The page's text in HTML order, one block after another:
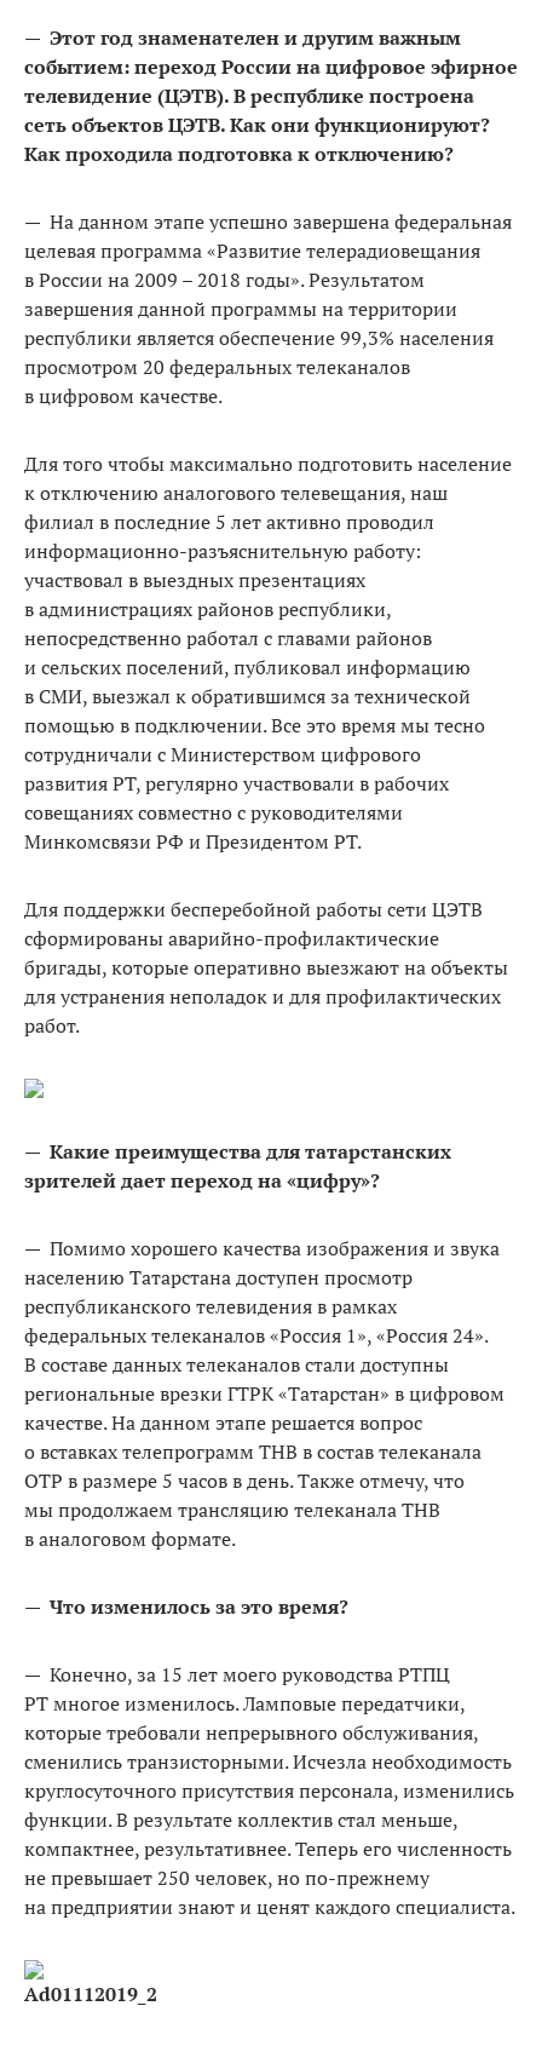
— Этот год знаменателен и другим важным
событием: переход России на цифровое эфирное
телевидение (ЦЭТВ). В республике построена
сеть объектов ЦЭТВ. Как они функционируют?
Как проходила подготовка к отключению?
— На данном этапе успешно завершена федеральная
целевая программа «Развитие телерадиовещания
в России на 2009 – 2018 годы». Результатом
завершения данной программы на территории
республики является обеспечение 99,3% населения
просмотром 20 федеральных телеканалов
в цифровом качестве.
Для того чтобы максимально подготовить население
к отключению аналогового телевещания, наш
филиал в последние 5 лет активно проводил
информационно-разъяснительную работу:
участвовал в выездных презентациях
в администрациях районов республики,
непосредственно работал с главами районов
и сельских поселений, публиковал информацию
в СМИ, выезжал к обратившимся за технической
помощью в подключении. Все это время мы тесно
сотрудничали с Министерством цифрового
развития РТ, регулярно участвовали в рабочих
совещаниях совместно с руководителями
Минкомсвязи РФ и Президентом РТ.
Для поддержки бесперебойной работы сети ЦЭТВ
сформированы аварийно-профилактические
бригады, которые оперативно выезжают на объекты
для устранения неполадок и для профилактических
работ.
— Какие преимущества для татарстанских
зрителей дает переход на «цифру»?
— Помимо хорошего качества изображения и звука
населению Татарстана доступен просмотр
республиканского телевидения в рамках
федеральных телеканалов «Россия 1», «Россия 24».
В составе данных телеканалов стали доступны
региональные врезки ГТРК «Татарстан» в цифровом
качестве. На данном этапе решается вопрос
о вставках телепрограмм ТНВ в состав телеканала
ОТР в размере 5 часов в день. Также отмечу, что
мы продолжаем трансляцию телеканала ТНВ
в аналоговом формате.
— Что изменилось за это время?
— Конечно, за 15 лет моего руководства РТПЦ
РТ многое изменилось. Ламповые передатчики,
которые требовали непрерывного обслуживания,
сменились транзисторными. Исчезла необходимость
круглосуточного присутствия персонала, изменились
функции. В результате коллектив стал меньше,
компактнее, результативнее. Теперь его численность
не превышает 250 человек, но по-прежнему
на предприятии знают и ценят каждого специалиста.
Ad01112019_2